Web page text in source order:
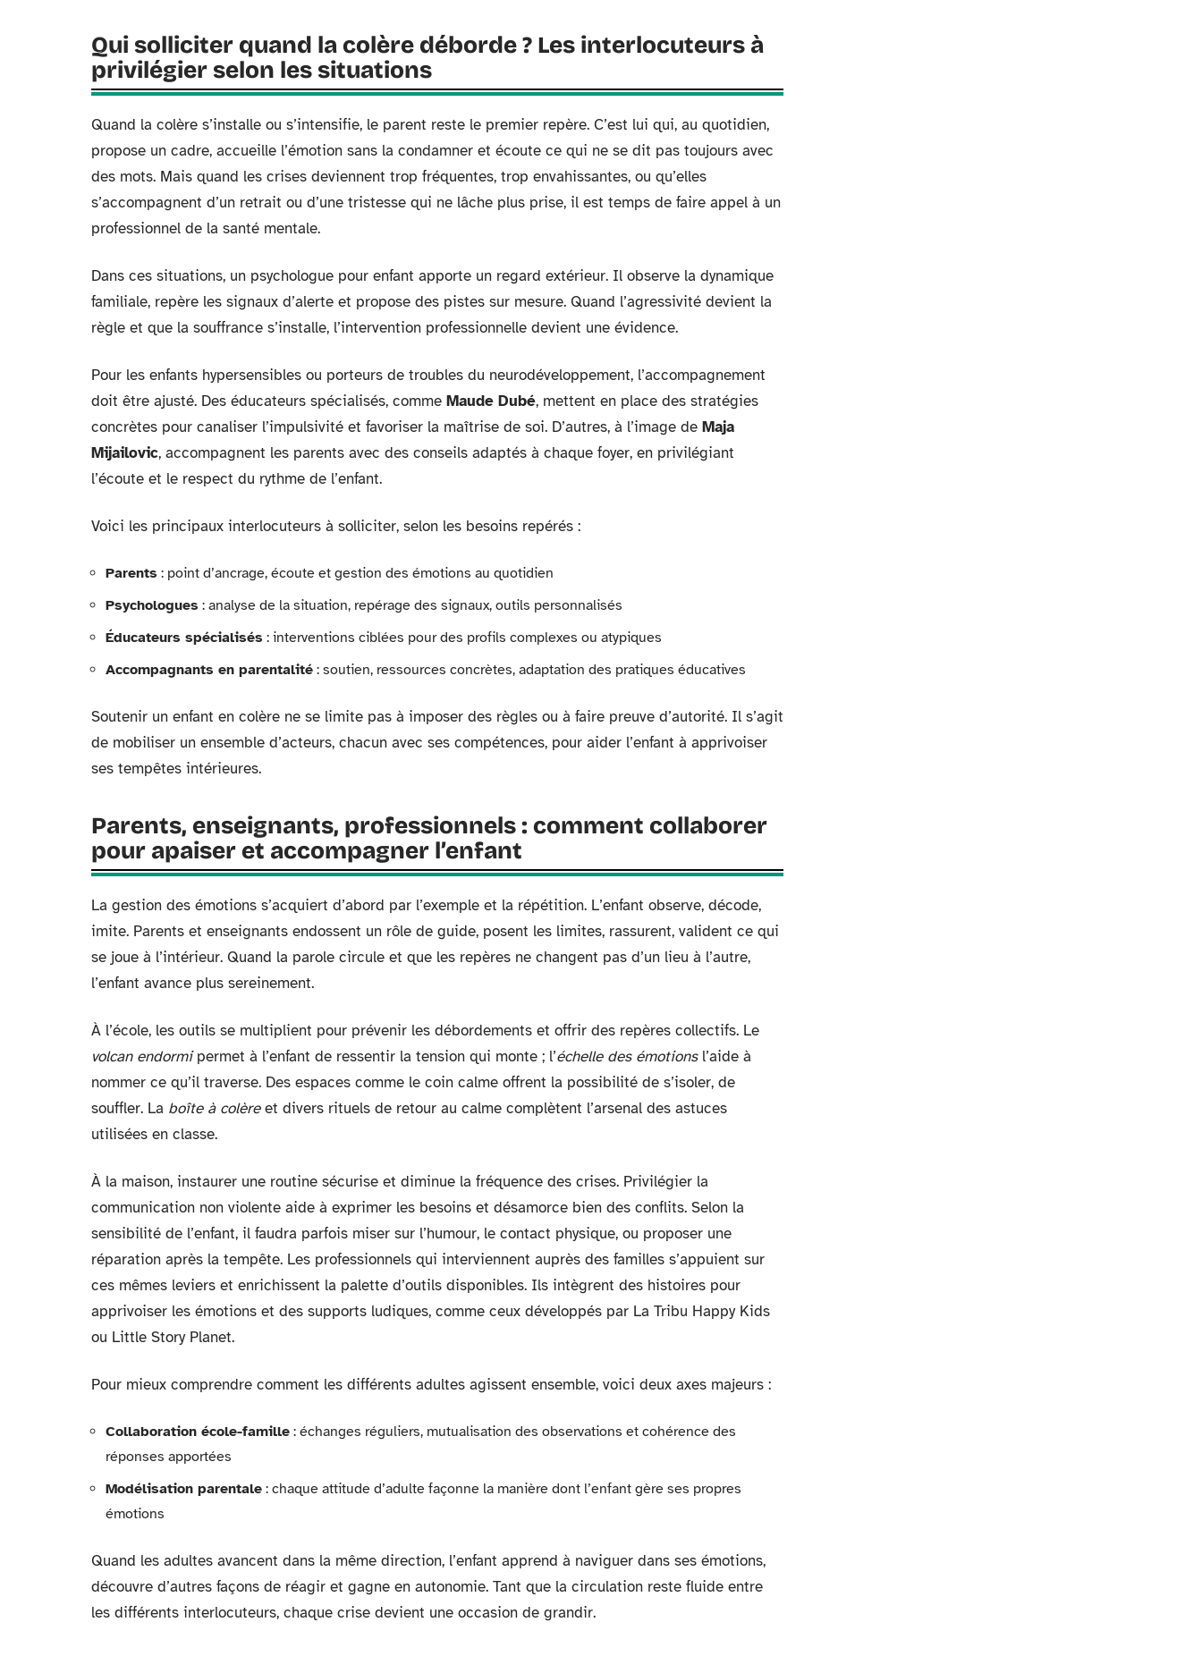
Qui solliciter quand la colère déborde ? Les interlocuteurs à
privilégier selon les situations
Quand la colère s’installe ou s’intensifie, le parent reste le premier repère. C’est lui qui, au quotidien,
propose un cadre, accueille l’émotion sans la condamner et écoute ce qui ne se dit pas toujours avec
des mots. Mais quand les crises deviennent trop fréquentes, trop envahissantes, ou qu’elles
s’accompagnent d’un retrait ou d’une tristesse qui ne lâche plus prise, il est temps de faire appel à un
professionnel de la santé mentale.
Dans ces situations, un psychologue pour enfant apporte un regard extérieur. Il observe la dynamique
familiale, repère les signaux d’alerte et propose des pistes sur mesure. Quand l’agressivité devient la
règle et que la souffrance s’installe, l’intervention professionnelle devient une évidence.
Pour les enfants hypersensibles ou porteurs de troubles du neurodéveloppement, l’accompagnement
doit être ajusté. Des éducateurs spécialisés, comme Maude Dubé, mettent en place des stratégies
concrètes pour canaliser l’impulsivité et favoriser la maîtrise de soi. D’autres, à l’image de Maja
Mijailovic, accompagnent les parents avec des conseils adaptés à chaque foyer, en privilégiant
l’écoute et le respect du rythme de l’enfant.
Voici les principaux interlocuteurs à solliciter, selon les besoins repérés :
Parents : point d’ancrage, écoute et gestion des émotions au quotidien
Psychologues : analyse de la situation, repérage des signaux, outils personnalisés
Éducateurs spécialisés : interventions ciblées pour des profils complexes ou atypiques
Accompagnants en parentalité : soutien, ressources concrètes, adaptation des pratiques éducatives
Soutenir un enfant en colère ne se limite pas à imposer des règles ou à faire preuve d’autorité. Il s’agit
de mobiliser un ensemble d’acteurs, chacun avec ses compétences, pour aider l’enfant à apprivoiser
ses tempêtes intérieures.
Parents, enseignants, professionnels : comment collaborer
pour apaiser et accompagner l’enfant
La gestion des émotions s’acquiert d’abord par l’exemple et la répétition. L’enfant observe, décode,
imite. Parents et enseignants endossent un rôle de guide, posent les limites, rassurent, valident ce qui
se joue à l’intérieur. Quand la parole circule et que les repères ne changent pas d’un lieu à l’autre,
l’enfant avance plus sereinement.
À l’école, les outils se multiplient pour prévenir les débordements et offrir des repères collectifs. Le
volcan endormipermet à l’enfant de ressentir la tension qui monte ; l’échelle des émotionsl’aide à
nommer ce qu’il traverse. Des espaces comme le coin calme offrent la possibilité de s’isoler, de
souffler. La boîte à colèreet divers rituels de retour au calme complètent l’arsenal des astuces
utilisées en classe.
À la maison, instaurer une routine sécurise et diminue la fréquence des crises. Privilégier la
communication non violente aide à exprimer les besoins et désamorce bien des conflits. Selon la
sensibilité de l’enfant, il faudra parfois miser sur l’humour, le contact physique, ou proposer une
réparation après la tempête. Les professionnels qui interviennent auprès des familles s’appuient sur
ces mêmes leviers et enrichissent la palette d’outils disponibles. Ils intègrent des histoires pour
apprivoiser les émotions et des supports ludiques, comme ceux développés par La Tribu Happy Kids
ou Little Story Planet.
Pour mieux comprendre comment les différents adultes agissent ensemble, voici deux axes majeurs :
Collaboration école-famille : échanges réguliers, mutualisation des observations et cohérence des
réponses apportées
Modélisation parentale : chaque attitude d’adulte façonne la manière dont l’enfant gère ses propres
émotions
Quand les adultes avancent dans la même direction, l’enfant apprend à naviguer dans ses émotions,
découvre d’autres façons de réagir et gagne en autonomie. Tant que la circulation reste fluide entre
les différents interlocuteurs, chaque crise devient une occasion de grandir.